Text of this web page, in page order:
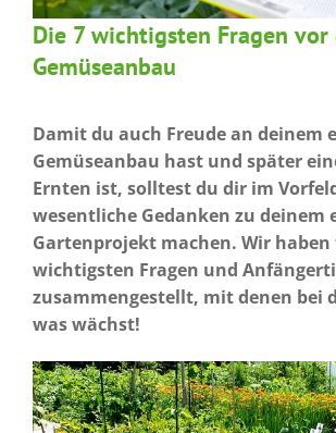
Die 7 wichtigsten Fragen vor
Gemüseanbau
Damit du auch Freude an deinem
Gemüseanbau hast und später
Ernten ist, solltest du dir im
wesentliche Gedanken zu deinem
Gartenprojekt machen. Wir
wichtigsten Fragen und
zusammengestellt, mit denen bei
was wächst!